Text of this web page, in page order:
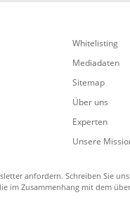
Whitelisting
Mediadaten
Sitemap
Über uns
Experten
Unsere
anfordern. Schreiben Sie
im Zusammenhang mit dem